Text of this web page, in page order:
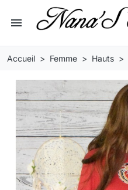
menu
Accueil Femme Hauts